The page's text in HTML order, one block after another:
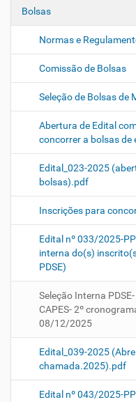
Bolsas
Normas e
Comissão de Bolsas
Seleção de Bolsas de
Abertura de Edital
concorrer a bolsas
Edital_023-2025
bolsas).pdf
Inscrições para
Edital nº 033/2025-
interna do(s)
PDSE)
Seleção Interna
CAPES- 2º
08/12/2025
Edital_039-2025
chamada.2025).pdf
Edital nº 043/2025-